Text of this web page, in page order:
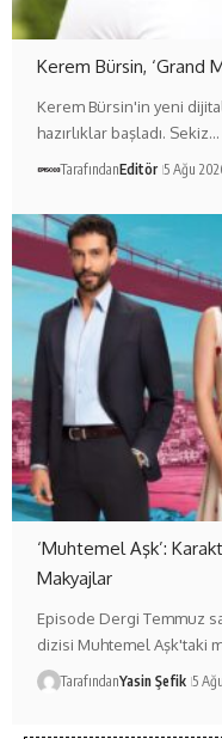
Kerem Bürsin, ‘Grand
Kerem Bürsin'in yeni
hazırlıklar başladı. Sekiz…
TarafındanEditör 5 Ağu
‘Muhtemel Aşk’:
Makyajlar
Episode Dergi Temmuz
dizisi Muhtemel Aşk'taki
TarafındanYasin Şefik 5